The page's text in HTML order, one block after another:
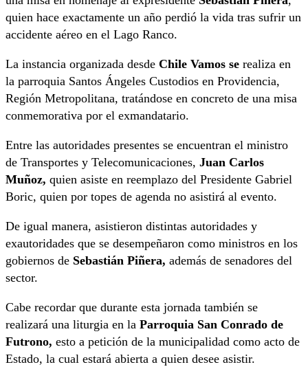
quien hace exactamente un año perdió la vida tras sufrir un
accidente aéreo en el Lago Ranco.
La instancia organizada desde Chile Vamos se realiza en
la parroquia Santos Ángeles Custodios en Providencia,
Región Metropolitana, tratándose en concreto de una misa
conmemorativa por el exmandatario.
Entre las autoridades presentes se encuentran el ministro
de Transportes y Telecomunicaciones, Juan Carlos
Muñoz, quien asiste en reemplazo del Presidente Gabriel
Boric, quien por topes de agenda no asistirá al evento.
De igual manera, asistieron distintas autoridades y
exautoridades que se desempeñaron como ministros en los
gobiernos de Sebastián Piñera, además de senadores del
sector.
Cabe recordar que durante esta jornada también se
realizará una liturgia en la Parroquia San Conrado de
Futrono, esto a petición de la municipalidad como acto de
Estado, la cual estará abierta a quien desee asistir.